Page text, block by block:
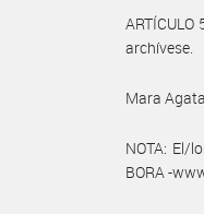
archívese.
Mara
NOTA: El/
BORA -